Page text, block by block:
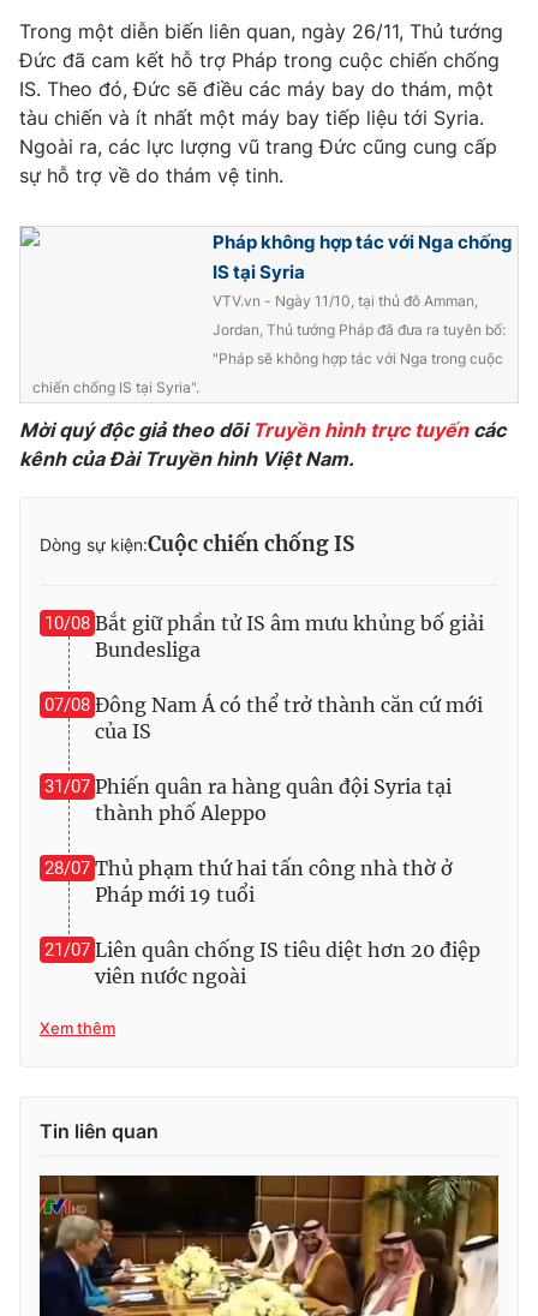
Sản phẩm
Thị trường
Tư vấn
Lịch phát sóng
Chuyên mục khác
Infographic
Shorts video
VTV Money VTV Thể thao
Thị trường 24h Tấm lòng Việt
VTV4 Vươn mình bằng AI
VTV9 VTV8
Liên hệ tòa soạn
THỜI BÁO VTV
Giấy phép hoạt động báo in và báo điện tử số 483/GP-BTTTT
Tổng Biên tập:
Vũ Thanh Thủy
Phó Tổng Biên tập:Nguyễn Thị Mỹ Hạnh, Phạm Quốc Thắng,
Nguyễn Trọng Ninh
Tổng đài VTV:024.38 355 931 - 024.38 355 932
Trong một diễn biến liên quan, ngày 26/11, Thủ tướng
Đức đã cam kết hỗ trợ Pháp trong cuộc chiến chống
IS. Theo đó, Đức sẽ điều các máy bay do thám, một
tàu chiến và ít nhất một máy bay tiếp liệu tới Syria.
Ngoài ra, các lực lượng vũ trang Đức cũng cung cấp
sự hỗ trợ về do thám vệ tinh.
Pháp không hợp tác với Nga chống
IS tại Syria
VTV.vn - Ngày 11/10, tại thủ đô Amman,
Jordan, Thủ tướng Pháp đã đưa ra tuyên bố:
"Pháp sẽ không hợp tác với Nga trong cuộc
chiến chống IS tại Syria".
Mời quý độc giả theo dõi Truyền hình trực tuyếncác
kênh của Đài Truyền hình Việt Nam.
Dòng sự kiện:Cuộc chiến chống IS
10/08 Bắt giữ phần tử IS âm mưu khủng bố giải
Bundesliga
07/08 Đông Nam Á có thể trở thành căn cứ mới
của IS
31/07 Phiến quân ra hàng quân đội Syria tại
thành phố Aleppo
28/07 Thủ phạm thứ hai tấn công nhà thờ ở
Pháp mới 19 tuổi
21/07 Liên quân chống IS tiêu diệt hơn 20 điệp
viên nước ngoài
Xem thêm
Tin liên quan